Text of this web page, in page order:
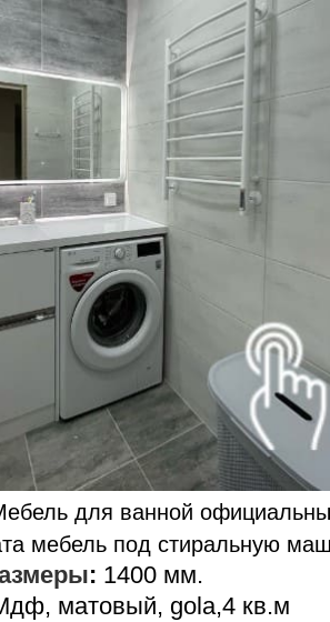
мебель под стиральную
: 1400 мм.
матовый, gola,4 кв.м
для ванной